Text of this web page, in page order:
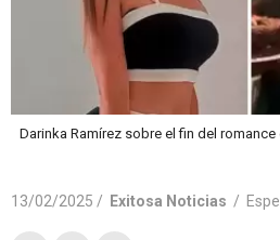
Darinka Ramírez sobre el fin del romance
13/02/2025 / Exitosa Noticias /